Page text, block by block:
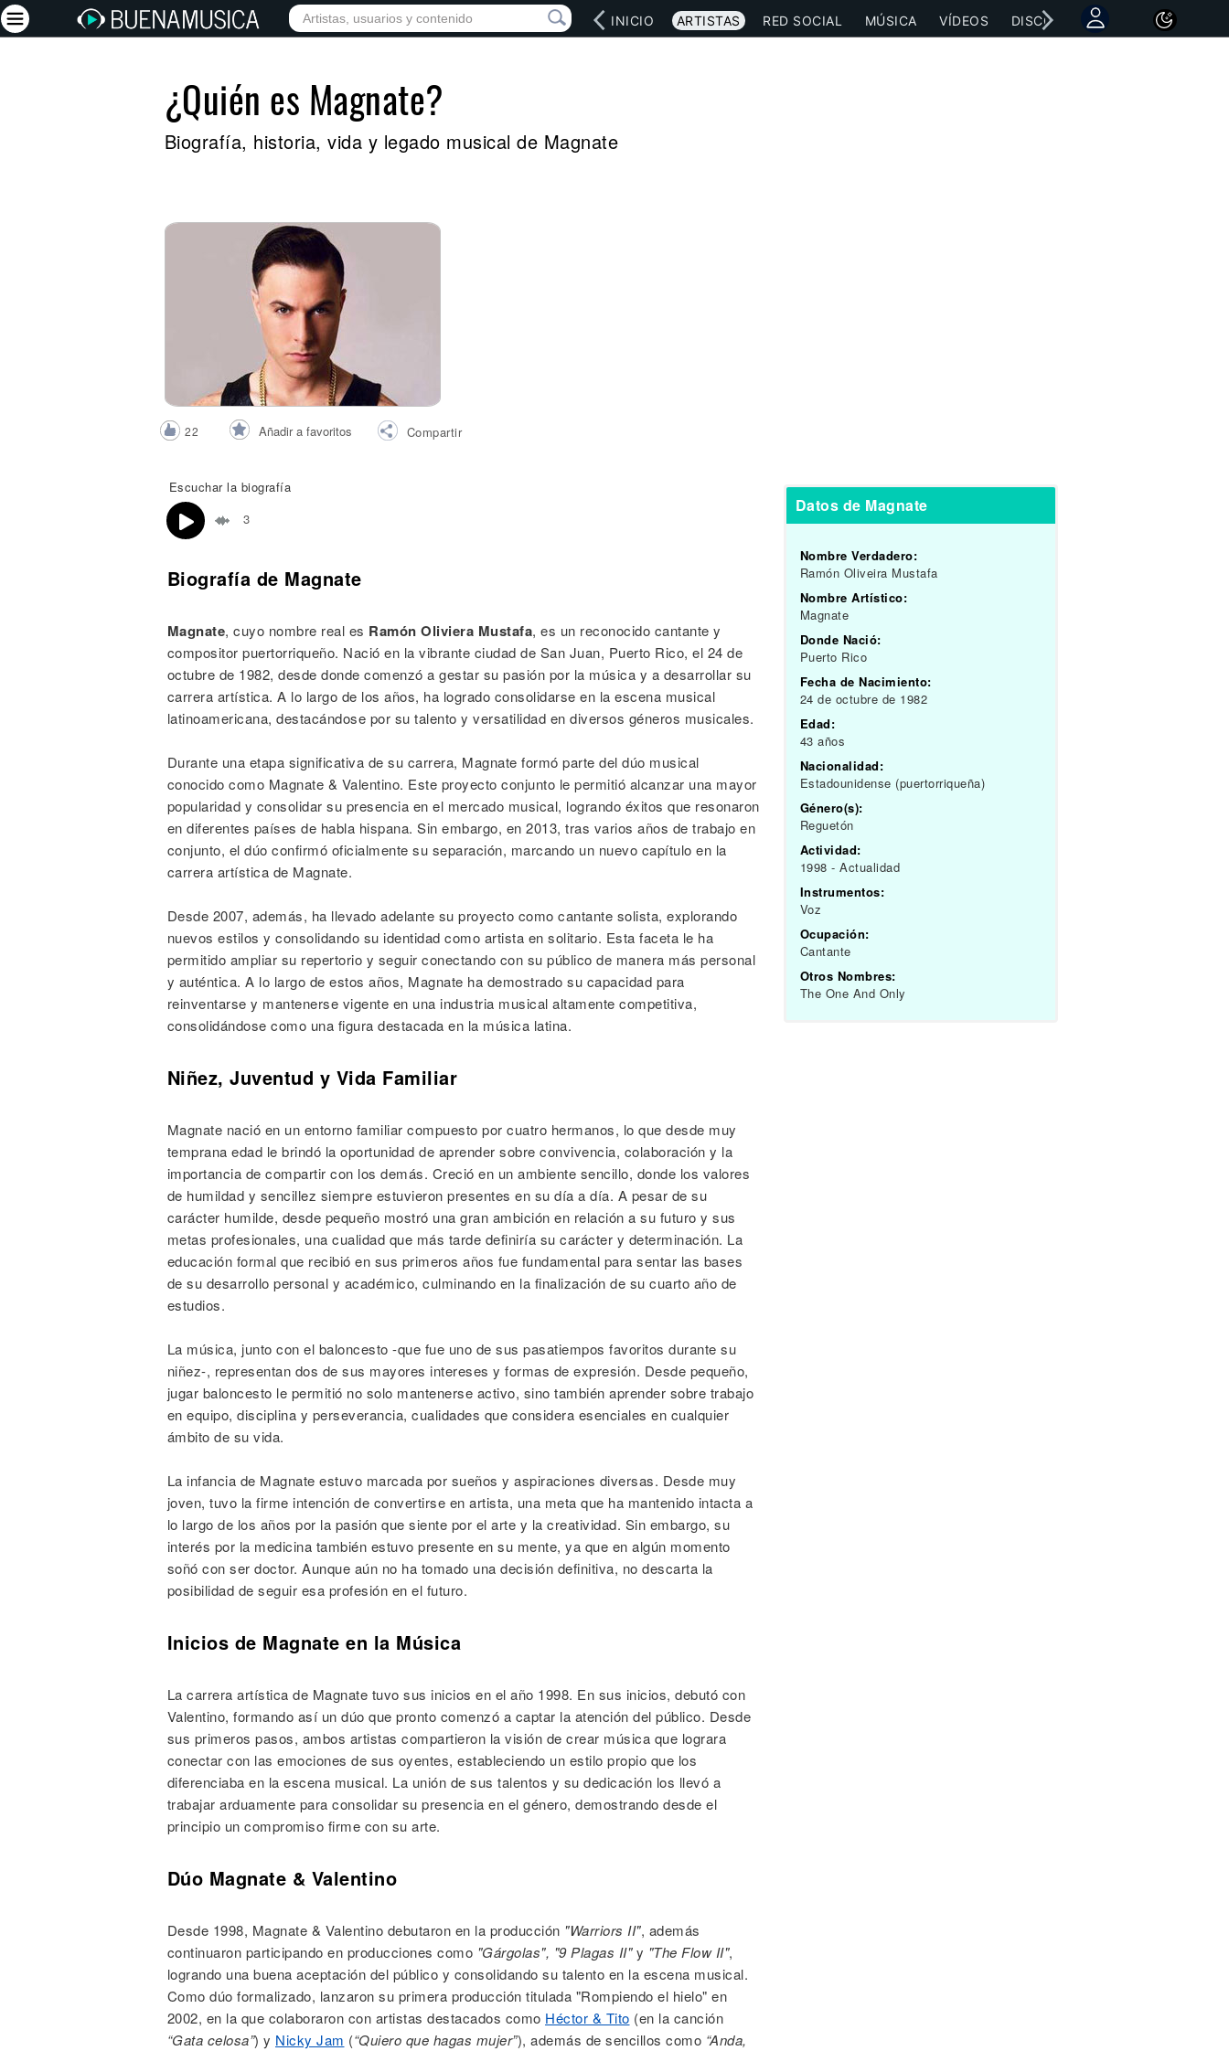
INICIO ARTISTAS RED SOCIAL MÚSICA VÍDEOS DISCOGRAFÍAS CONCIERTOS
¿Quién es Magnate?
Biografía, historia, vida y legado musical de Magnate
22 Añadir a favoritos Compartir
Escuchar la biografía
3
Biografía de Magnate
Magnate, cuyo nombre real es Ramón Oliviera Mustafa, es un reconocido cantante y
compositor puertorriqueño. Nació en la vibrante ciudad de San Juan, Puerto Rico, el 24 de
octubre de 1982, desde donde comenzó a gestar su pasión por la música y a desarrollar su
carrera artística. A lo largo de los años, ha logrado consolidarse en la escena musical
latinoamericana, destacándose por su talento y versatilidad en diversos géneros musicales.
Durante una etapa significativa de su carrera, Magnate formó parte del dúo musical
conocido como Magnate & Valentino. Este proyecto conjunto le permitió alcanzar una mayor
popularidad y consolidar su presencia en el mercado musical, logrando éxitos que resonaron
en diferentes países de habla hispana. Sin embargo, en 2013, tras varios años de trabajo en
conjunto, el dúo confirmó oficialmente su separación, marcando un nuevo capítulo en la
carrera artística de Magnate.
Desde 2007, además, ha llevado adelante su proyecto como cantante solista, explorando
nuevos estilos y consolidando su identidad como artista en solitario. Esta faceta le ha
permitido ampliar su repertorio y seguir conectando con su público de manera más personal
y auténtica. A lo largo de estos años, Magnate ha demostrado su capacidad para
reinventarse y mantenerse vigente en una industria musical altamente competitiva,
consolidándose como una figura destacada en la música latina.
Niñez, Juventud y Vida Familiar
Magnate nació en un entorno familiar compuesto por cuatro hermanos, lo que desde muy
temprana edad le brindó la oportunidad de aprender sobre convivencia, colaboración y la
importancia de compartir con los demás. Creció en un ambiente sencillo, donde los valores
de humildad y sencillez siempre estuvieron presentes en su día a día. A pesar de su
carácter humilde, desde pequeño mostró una gran ambición en relación a su futuro y sus
metas profesionales, una cualidad que más tarde definiría su carácter y determinación. La
educación formal que recibió en sus primeros años fue fundamental para sentar las bases
de su desarrollo personal y académico, culminando en la finalización de su cuarto año de
estudios.
La música, junto con el baloncesto -que fue uno de sus pasatiempos favoritos durante su
niñez-, representan dos de sus mayores intereses y formas de expresión. Desde pequeño,
jugar baloncesto le permitió no solo mantenerse activo, sino también aprender sobre trabajo
en equipo, disciplina y perseverancia, cualidades que considera esenciales en cualquier
ámbito de su vida.
La infancia de Magnate estuvo marcada por sueños y aspiraciones diversas. Desde muy
joven, tuvo la firme intención de convertirse en artista, una meta que ha mantenido intacta a
lo largo de los años por la pasión que siente por el arte y la creatividad. Sin embargo, su
interés por la medicina también estuvo presente en su mente, ya que en algún momento
soñó con ser doctor. Aunque aún no ha tomado una decisión definitiva, no descarta la
posibilidad de seguir esa profesión en el futuro.
Inicios de Magnate en la Música
La carrera artística de Magnate tuvo sus inicios en el año 1998. En sus inicios, debutó con
Valentino, formando así un dúo que pronto comenzó a captar la atención del público. Desde
sus primeros pasos, ambos artistas compartieron la visión de crear música que lograra
conectar con las emociones de sus oyentes, estableciendo un estilo propio que los
diferenciaba en la escena musical. La unión de sus talentos y su dedicación los llevó a
trabajar arduamente para consolidar su presencia en el género, demostrando desde el
principio un compromiso firme con su arte.
Dúo Magnate & Valentino
Desde 1998, Magnate & Valentino debutaron en la producción "Warriors II", además
continuaron participando en producciones como "Gárgolas", "9 Plagas II"y "The Flow II",
logrando una buena aceptación del público y consolidando su talento en la escena musical.
Como dúo formalizado, lanzaron su primera producción titulada "Rompiendo el hielo" en
2002, en la que colaboraron con artistas destacados como Héctor & Tito (en la canción
“Gata celosa”) y Nicky Jam (“Quiero que hagas mujer”), además de sencillos como “Anda,
Datos de Magnate
Nombre Verdadero:
Ramón Oliveira Mustafa
Nombre Artístico:
Magnate
Donde Nació:
Puerto Rico
Fecha de Nacimiento:
24 de octubre de 1982
Edad:
43 años
Nacionalidad:
Estadounidense (puertorriqueña)
Género(s):
Reguetón
Actividad:
1998 - Actualidad
Instrumentos:
Voz
Ocupación:
Cantante
Otros Nombres:
The One And Only